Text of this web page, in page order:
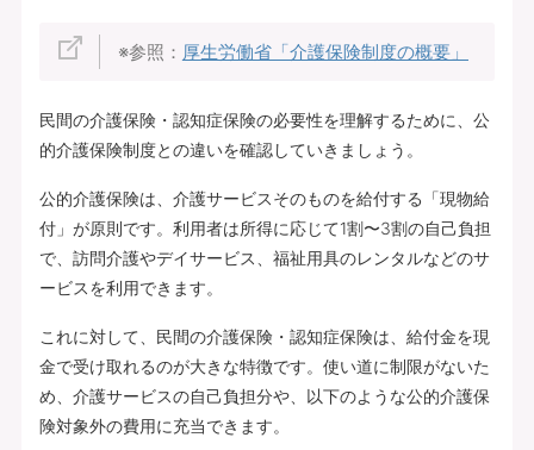
※参照： 厚生労働省「介護保険制度の概要」
民間の介護保険・認知症保険の必要性を理解するために、公
的介護保険制度との違いを確認していきましょう。
公的介護保険は、介護サービスそのものを給付する「現物給
付」が原則です。利用者は所得に応じて1割〜3割の自己負担
で、訪問介護やデイサービス、福祉用具のレンタルなどのサ
ービスを利用できます。
これに対して、民間の介護保険・認知症保険は、給付金を現
金で受け取れるのが大きな特徴です。使い道に制限がないた
め、介護サービスの自己負担分や、以下のような公的介護保
険対象外の費用に充当できます。